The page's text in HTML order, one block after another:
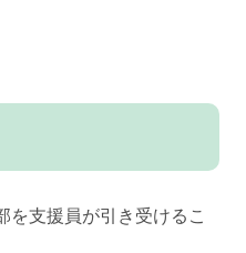
を支援員が引き受けるこ